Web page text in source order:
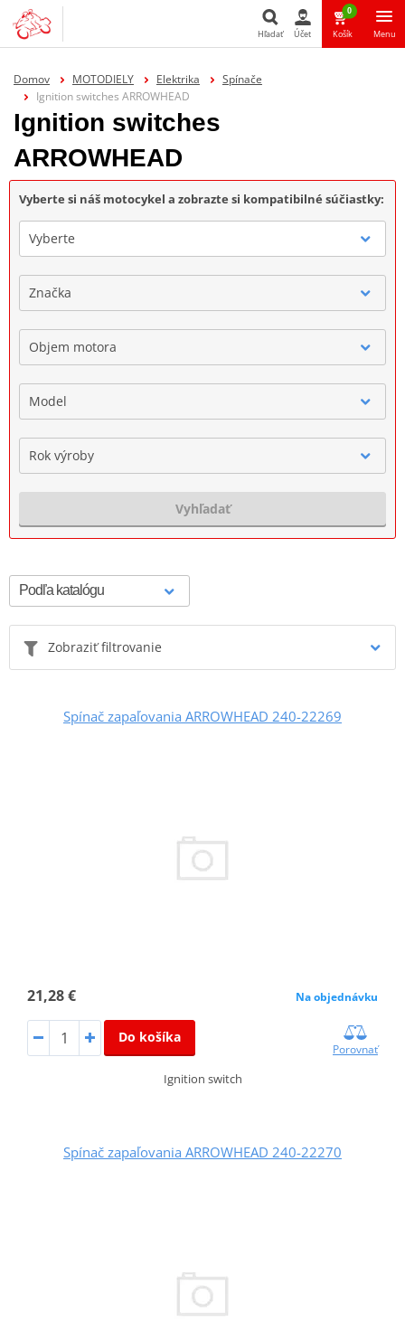
Hľadať Účet
0
Košík Menu
Domov MOTODIELY Elektrika
Spínače
Ignition switches ARROWHEAD
Ignition switches
ARROWHEAD
Vyberte si náš motocykel a zobrazte si kompatibilné súčiastky:
Vyberte
Značka
Objem motora
Model
Rok výroby
Vyhľadať
Zobraziť filtrovanie
Spínač zapaľovania ARROWHEAD 240-22269
21,28 € Na objednávku
Do košíka
Porovnať
Ignition switch
Spínač zapaľovania ARROWHEAD 240-22270